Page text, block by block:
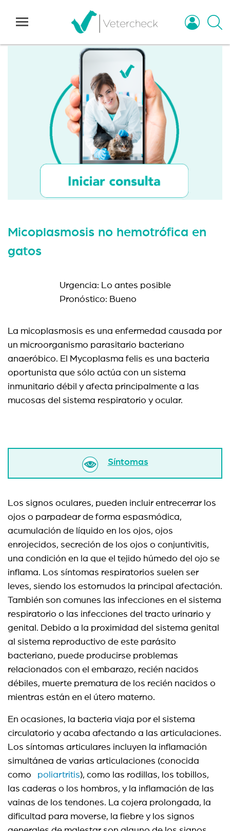
Micoplasmosis no hemotrófica en
gatos
Urgencia: Lo antes posible
Pronóstico: Bueno
La micoplasmosis es una enfermedad causada por
un microorganismo parasitario bacteriano
anaeróbico. El Mycoplasma felis es una bacteria
oportunista que sólo actúa con un sistema
inmunitario débil y afecta principalmente a las
mucosas del sistema respiratorio y ocular.
Síntomas
Los signos oculares, pueden incluir entrecerrar los
ojos o parpadear de forma espasmódica,
acumulación de líquido en los ojos, ojos
enrojecidos, secreción de los ojos o conjuntivitis,
una condición en la que el tejido húmedo del ojo se
inflama. Los síntomas respiratorios suelen ser
leves, siendo los estornudos la principal afectación.
También son comunes las infecciones en el sistema
respiratorio o las infecciones del tracto urinario y
genital. Debido a la proximidad del sistema genital
al sistema reproductivo de este parásito
bacteriano, puede producirse problemas
relacionados con el embarazo, recién nacidos
débiles, muerte prematura de los recién nacidos o
mientras están en el útero materno.
En ocasiones, la bacteria viaja por el sistema
circulatorio y acaba afectando a las articulaciones.
Los síntomas articulares incluyen la inflamación
simultánea de varias articulaciones (conocida
como poliartritis), como las rodillas, los tobillos,
las caderas o los hombros, y la inflamación de las
vainas de los tendones. La cojera prolongada, la
dificultad para moverse, la fiebre y los signos